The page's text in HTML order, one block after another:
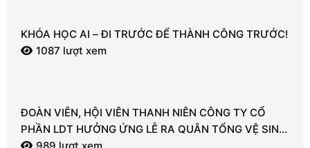
KHÓA HỌC AI – ĐI TRƯỚC ĐỂ THÀNH CÔNG TRƯỚC!
1087 lượt xem
ĐOÀN VIÊN, HỘI VIÊN THANH NIÊN CÔNG TY CỔ
PHẦN LDT HƯỞNG ỨNG LỄ RA QUÂN TỔNG VỆ SINH